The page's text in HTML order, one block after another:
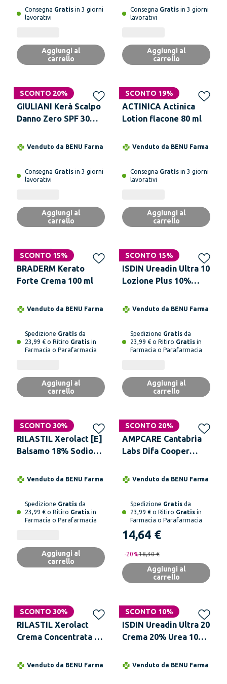
Consegna Gratis in 3 giorni
lavorativi
Aggiungi al
carrello
Consegna Gratis in 3 giorni
lavorativi
Aggiungi al
carrello
SCONTO 20%
GIULIANI Kerà Scalpo
Danno Zero SPF 30
Venduto da BENU Farma
Consegna Gratis in 3 giorni
lavorativi
Aggiungi al
carrello
SCONTO 19%
ACTINICA Actinica
Lotion flacone 80 ml
Venduto da BENU Farma
Consegna Gratis in 3 giorni
lavorativi
Aggiungi al
carrello
SCONTO 15%
Solo online
BRADERM Kerato
Forte Crema 100 ml
Venduto da BENU Farma
Spedizione Gratis da
23,99 € o Ritiro Gratis in
Farmacia o Parafarmacia
Aggiungi al
carrello
SCONTO 15%
ISDIN Ureadin Ultra 10
Lozione Plus 10%
Venduto da BENU Farma
Spedizione Gratis da
23,99 € o Ritiro Gratis in
Farmacia o Parafarmacia
Aggiungi al
carrello
SCONTO 30%
RILASTIL Xerolact [E]
Balsamo 18% Sodio
Venduto da BENU Farma
Spedizione Gratis da
23,99 € o Ritiro Gratis in
Farmacia o Parafarmacia
Aggiungi al
carrello
SCONTO 20%
AMPCARE Cantabria
Labs Difa Cooper
ml
Venduto da BENU Farma
Spedizione Gratis da
23,99 € o Ritiro Gratis in
Farmacia o Parafarmacia
14,64 €
-20%18,30 €
Aggiungi al
carrello
SCONTO 30%
RILASTIL Xerolact
Crema Concentrata 40
Venduto da BENU Farma
SCONTO 10%
ISDIN Ureadin Ultra 20
Crema 20% Urea 100
Venduto da BENU Farma